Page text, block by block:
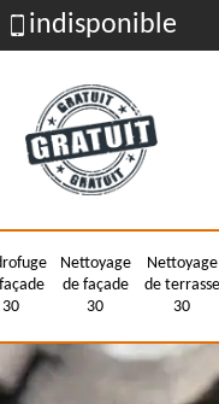
indisponible
30
Nettoyage
de façade
30
Nettoyage
de terrasse
30